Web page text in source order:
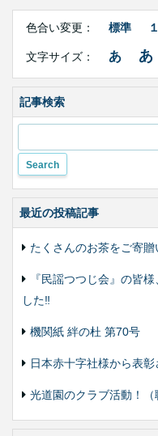
Right
Contents
合
変
色合い変更： 標準 １
文字サイズ： あ あ
記事検索
最近の投稿記事
たくさんのお茶をご寄贈
『民謡つつじ会』の皆
した‼️
機関紙 絆の杜 第70号
日本赤十字社様から表彰
光道園のクラブ活動！（